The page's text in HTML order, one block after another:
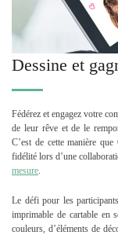
Dessine et
Fédérez et engagez votre
de leur rêve et de le
C’est de cette manière
fidélité lors d’une
mesure.
Le défi pour les
imprimable de cartable en
couleurs, d’éléments de